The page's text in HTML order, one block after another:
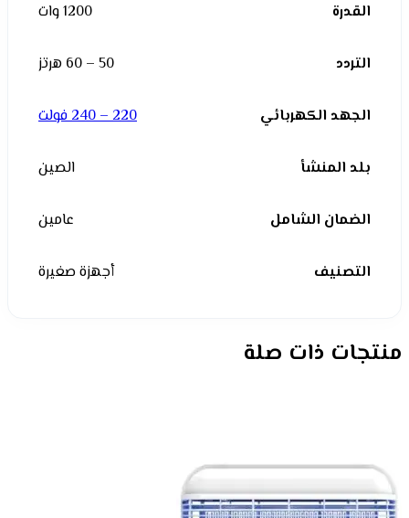
القدرة 1200 وات
التردد 50 – 60 هرتز
الجهد الكهربائي 220 – 240 فولت
بلد المنشأ الصين
الضمان الشامل عامين
التصنيف أجهزة صغيرة
منتجات ذات صلة